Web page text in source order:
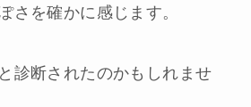
さを確かに感じます。
診断されたのかもしれませ